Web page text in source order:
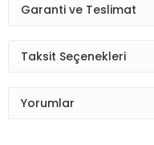
Garanti ve Teslimat
Taksit Seçenekleri
Yorumlar